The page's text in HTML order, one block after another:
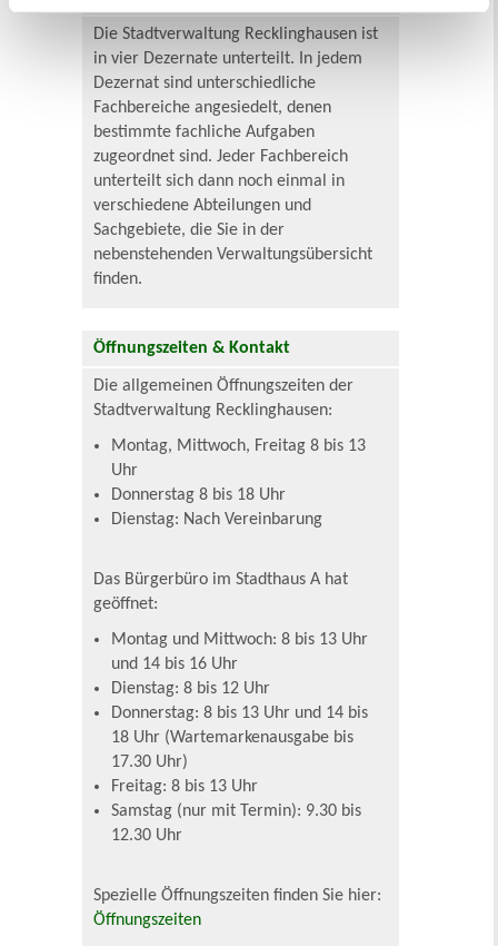
Die Stadtverwaltung Recklinghausen ist
in vier Dezernate unterteilt. In jedem
Dezernat sind unterschiedliche
Fachbereiche angesiedelt, denen
bestimmte fachliche Aufgaben
zugeordnet sind. Jeder Fachbereich
unterteilt sich dann noch einmal in
verschiedene Abteilungen und
Sachgebiete, die Sie in der
nebenstehenden Verwaltungsübersicht
finden.
Öffnungszeiten & Kontakt
Die allgemeinen Öffnungszeiten der
Stadtverwaltung Recklinghausen:
Montag, Mittwoch, Freitag 8 bis 13
Uhr
Donnerstag 8 bis 18 Uhr
Dienstag: Nach Vereinbarung
Das Bürgerbüro im Stadthaus A hat
geöffnet:
Montag und Mittwoch: 8 bis 13 Uhr
und 14 bis 16 Uhr
Dienstag: 8 bis 12 Uhr
Donnerstag: 8 bis 13 Uhr und 14 bis
18 Uhr (Wartemarkenausgabe bis
17.30 Uhr)
Freitag: 8 bis 13 Uhr
Samstag (nur mit Termin): 9.30 bis
12.30 Uhr
Spezielle Öffnungszeiten finden Sie hier:
Öffnungszeiten